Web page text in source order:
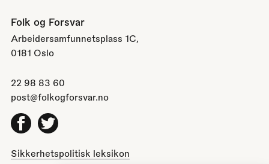
Folk og Forsvar
Arbeidersamfunnetsplass 1C,
0181 Oslo
22 98 83 60
post@folkogforsvar.no
Facebook
Twitter
Sikkerhetspolitisk leksikon